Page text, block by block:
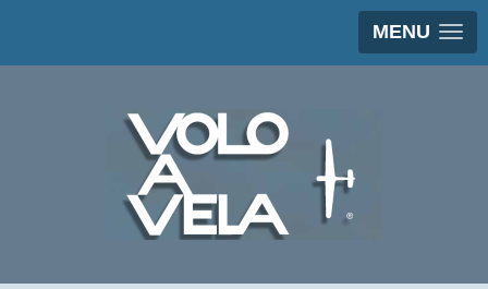
MENU